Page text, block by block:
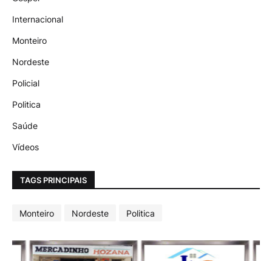
Internacional
Monteiro
Nordeste
Policial
Politica
Saúde
Vídeos
TAGS PRINCIPAIS
Monteiro Nordeste Politica